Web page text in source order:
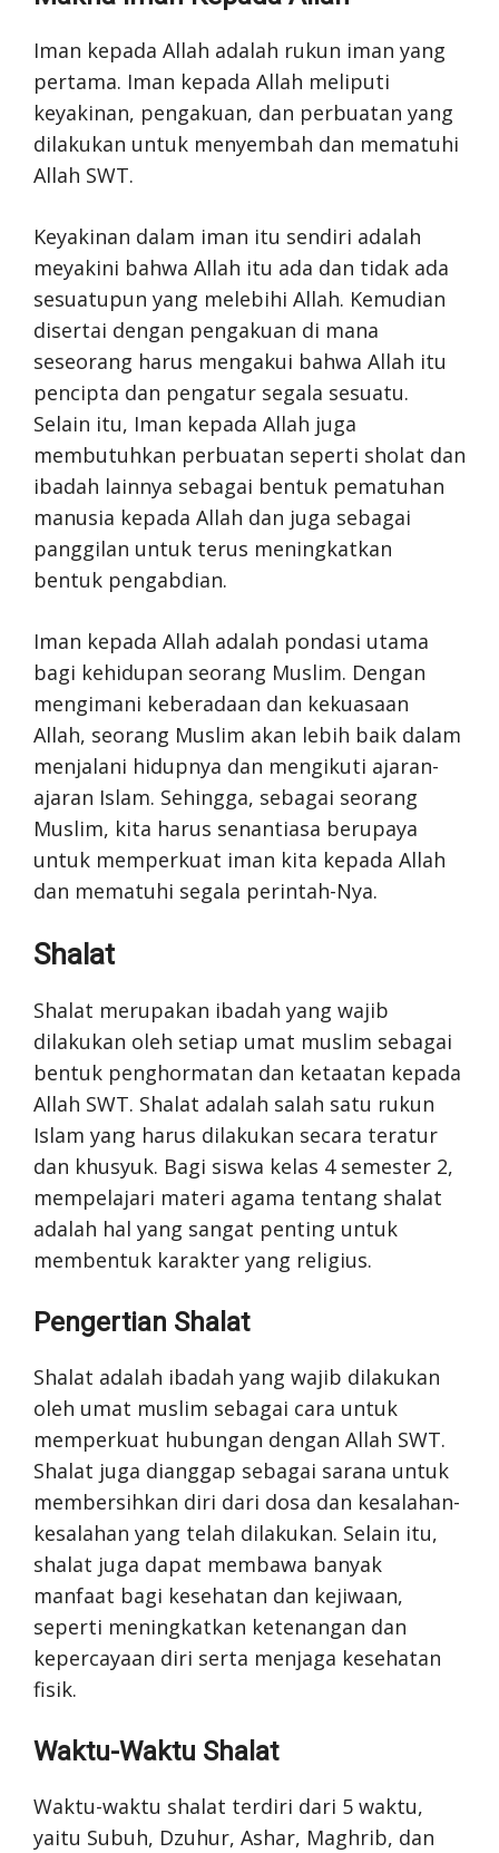
Iman kepada Allah adalah rukun iman yang
pertama. Iman kepada Allah meliputi
keyakinan, pengakuan, dan perbuatan yang
dilakukan untuk menyembah dan mematuhi
Allah SWT.
Keyakinan dalam iman itu sendiri adalah
meyakini bahwa Allah itu ada dan tidak ada
sesuatupun yang melebihi Allah. Kemudian
disertai dengan pengakuan di mana
seseorang harus mengakui bahwa Allah itu
pencipta dan pengatur segala sesuatu.
Selain itu, Iman kepada Allah juga
membutuhkan perbuatan seperti sholat dan
ibadah lainnya sebagai bentuk pematuhan
manusia kepada Allah dan juga sebagai
panggilan untuk terus meningkatkan
bentuk pengabdian.
Iman kepada Allah adalah pondasi utama
bagi kehidupan seorang Muslim. Dengan
mengimani keberadaan dan kekuasaan
Allah, seorang Muslim akan lebih baik dalam
menjalani hidupnya dan mengikuti ajaran-
ajaran Islam. Sehingga, sebagai seorang
Muslim, kita harus senantiasa berupaya
untuk memperkuat iman kita kepada Allah
dan mematuhi segala perintah-Nya.
Shalat
Shalat merupakan ibadah yang wajib
dilakukan oleh setiap umat muslim sebagai
bentuk penghormatan dan ketaatan kepada
Allah SWT. Shalat adalah salah satu rukun
Islam yang harus dilakukan secara teratur
dan khusyuk. Bagi siswa kelas 4 semester 2,
mempelajari materi agama tentang shalat
adalah hal yang sangat penting untuk
membentuk karakter yang religius.
Pengertian Shalat
Shalat adalah ibadah yang wajib dilakukan
oleh umat muslim sebagai cara untuk
memperkuat hubungan dengan Allah SWT.
Shalat juga dianggap sebagai sarana untuk
membersihkan diri dari dosa dan kesalahan-
kesalahan yang telah dilakukan. Selain itu,
shalat juga dapat membawa banyak
manfaat bagi kesehatan dan kejiwaan,
seperti meningkatkan ketenangan dan
kepercayaan diri serta menjaga kesehatan
fisik.
Waktu-Waktu Shalat
Waktu-waktu shalat terdiri dari 5 waktu,
yaitu Subuh, Dzuhur, Ashar, Maghrib, dan